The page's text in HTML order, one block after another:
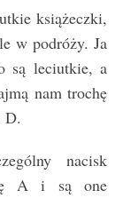
książeczki,
w podróży. Ja
są leciutkie, a
nam trochę
D.
nacisk
A i są one